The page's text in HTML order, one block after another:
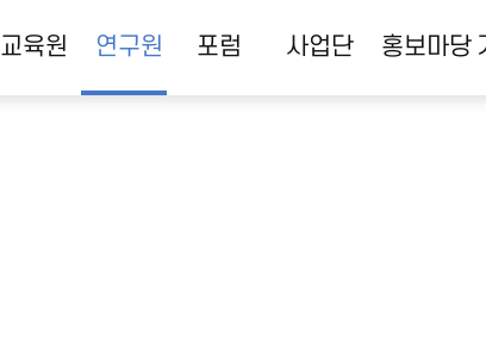
교육원 연구원 포럼 사업단 홍보마당